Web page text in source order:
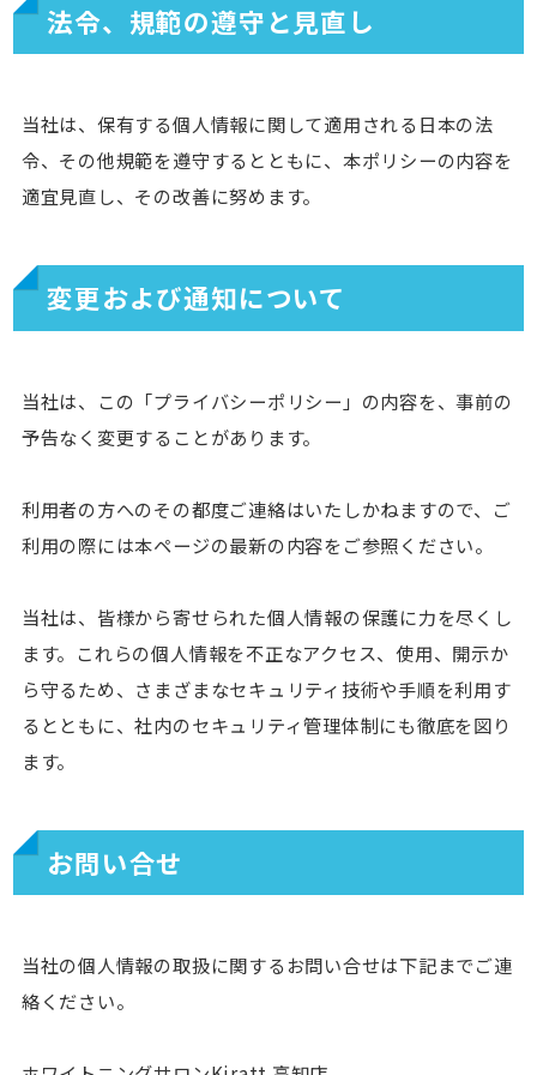
法令、規範の遵守と見直し
当社は、保有する個人情報に関して適用される日本の法
令、その他規範を遵守するとともに、本ポリシーの内容を
適宜見直し、その改善に努めます。
変更および通知について
当社は、この「プライバシーポリシー」の内容を、事前の
予告なく変更することがあります。
利用者の方へのその都度ご連絡はいたしかねますので、ご
利用の際には本ページの最新の内容をご参照ください。
当社は、皆様から寄せられた個人情報の保護に力を尽くし
ます。これらの個人情報を不正なアクセス、使用、開示か
ら守るため、さまざまなセキュリティ技術や手順を利用す
るとともに、社内のセキュリティ管理体制にも徹底を図り
ます。
お問い合せ
当社の個人情報の取扱に関するお問い合せは下記までご連
絡ください。